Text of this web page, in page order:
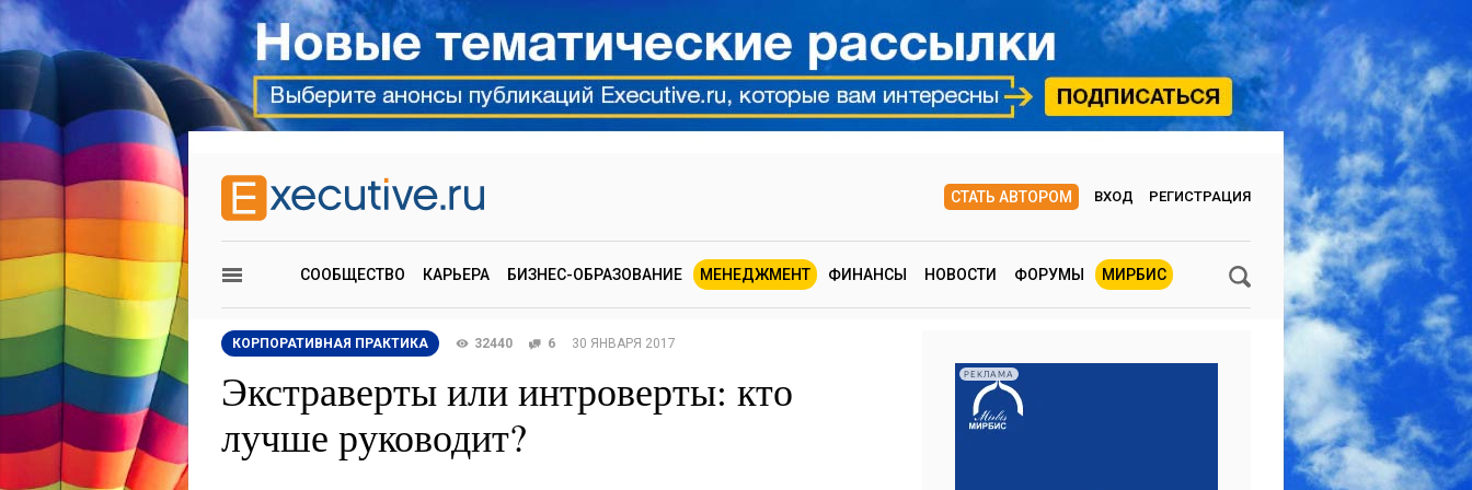
СТАТЬ АВТОРОМ ВХОД РЕГИСТРАЦИЯ
СООБЩЕСТВО КАРЬЕРА БИЗНЕС-ОБРАЗОВАНИЕ МЕНЕДЖМЕНТ ФИНАНСЫ НОВОСТИ ФОРУМЫ МИРБИС
КОРПОРАТИВНАЯ ПРАКТИКА 32440 6 30 ЯНВАРЯ 2017
Экстраверты или интроверты: кто
лучше руководит?
РЕКЛАМА